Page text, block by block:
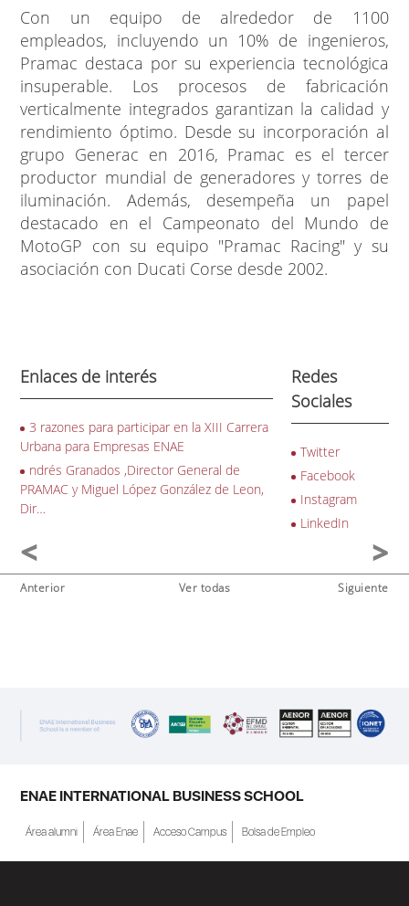
Con un equipo de alrededor de 1100
empleados, incluyendo un 10% de ingenieros,
Pramac destaca por su experiencia tecnológica
insuperable. Los procesos de fabricación
verticalmente integrados garantizan la calidad y
rendimiento óptimo. Desde su incorporación al
grupo Generac en 2016, Pramac es el tercer
productor mundial de generadores y torres de
iluminación. Además, desempeña un papel
destacado en el Campeonato del Mundo de
MotoGP con su equipo "Pramac Racing" y su
asociación con Ducati Corse desde 2002.
Enlaces de interés
3 razones para participar en la XIII Carrera
Urbana para Empresas ENAE
ndrés Granados ,Director General de
PRAMAC y Miguel López González de Leon,
Dir…
Redes
Sociales
Twitter
Facebook
Instagram
LinkedIn
Anterior Ver todas Siguiente
ENAE INTERNATIONAL BUSINESS SCHOOL
Área alumni Área Enae Acceso Campus Bolsa de Empleo